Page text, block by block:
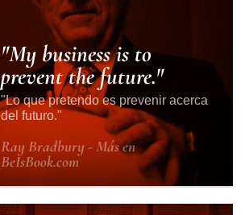
My business is to
prevent the future.
Lo que pretendo es prevenir acerca
del futuro.
Ray Bradbury - Más en
BeIsBook.com